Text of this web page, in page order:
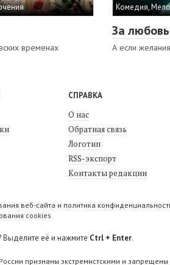
временах
Комедия,
За любовь
А если
СПРАВКА
О нас
Обратная связь
Логотип
RSS-экспорт
Контакты редакции
веб-сайта и политика
cookies
Выделите её и нажмите Ctrl + Enter.
признаны экстремистскими и